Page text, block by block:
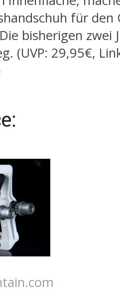
für den
bisherigen zwei
(UVP: 29,95€,